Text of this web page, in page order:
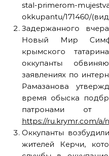
stal-primerom-
okkupantu/171460/
Задержанного
Новый Мир
крымского
оккупанты
заявлениях по
Рамазанова
время обыска
патронами от
https://ru.krymr.com/a/
Оккупанты
жителей Керчи,